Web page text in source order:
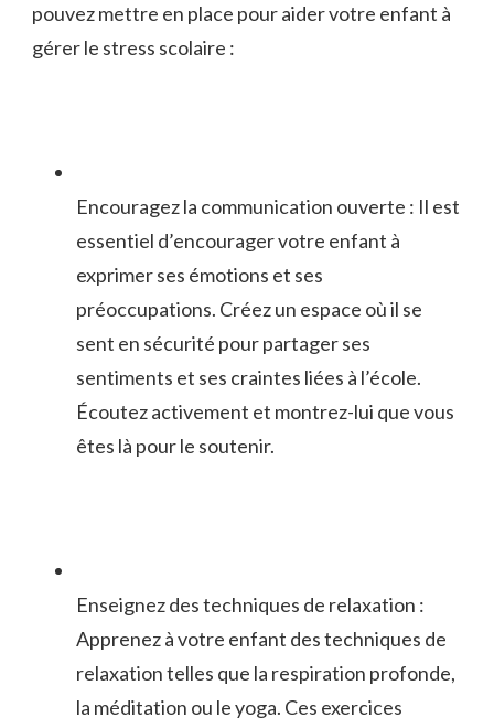
pouvez mettre en‍ place ⁤pour aider votre enfant à
gérer le stress scolaire :
Encouragez la communication ouverte : Il est
essentiel d’encourager votre enfant à
exprimer ses émotions et ses
préoccupations. Créez un espace où il se
sent en sécurité pour partager ses
sentiments et ses craintes liées à⁤ l’école.
Écoutez activement et montrez-lui que vous
êtes là pour le soutenir.
Enseignez des​ techniques de relaxation :
Apprenez à votre⁣ enfant des techniques ⁢de
relaxation telles que la respiration profonde,
la méditation ou le⁤ yoga. ⁢Ces exercices